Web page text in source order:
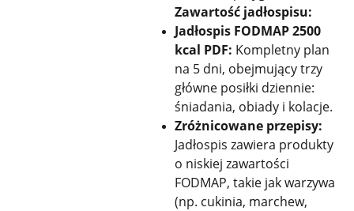
Zawartość jadłospisu:
Jadłospis FODMAP 2500
kcal PDF: Kompletny plan
na 5 dni, obejmujący trzy
główne posiłki dziennie:
śniadania, obiady i kolacje.
Zróżnicowane przepisy:
Jadłospis zawiera produkty
o niskiej zawartości
FODMAP, takie jak warzywa
(np. cukinia, marchew,